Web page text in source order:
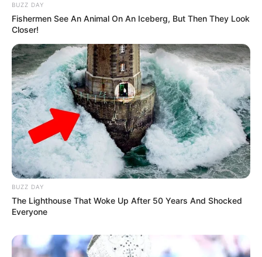
(foto: instagram/graciaz14)
FAQ
BUZZ DAY
Fishermen See An Animal On An Iceberg, But Then They Look
Closer!
BUZZ DAY
The Lighthouse That Woke Up After 50 Years And Shocked
Everyone